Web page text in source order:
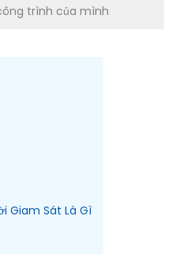
trình của mình
Giam Sát Là Gì